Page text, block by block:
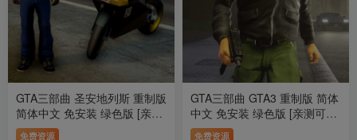
GTA三部曲 圣安地列斯 重制版
简体中文 免安装 绿色版 [亲测
可用 解压即玩]【18.6GB】
免费资源
GTA三部曲 GTA3 重制版 简体
中文 免安装 绿色版 [亲测可用
解压即玩]【4.26GB】
免费资源